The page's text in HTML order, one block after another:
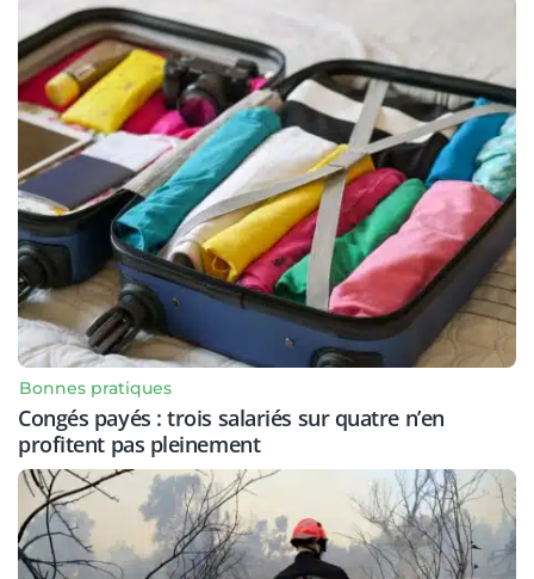
Bonnes pratiques
Congés payés : trois salariés sur quatre n’en
profitent pas pleinement